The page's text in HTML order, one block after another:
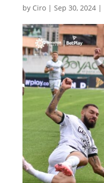
by Ciro| Sep 30, 2024|